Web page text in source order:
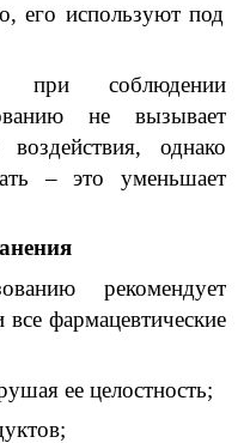
, его используют под
при соблюдении
не вызывает
, однако
–это уменьшает
рекомендует
все фармацевтические
ее целостность;
;